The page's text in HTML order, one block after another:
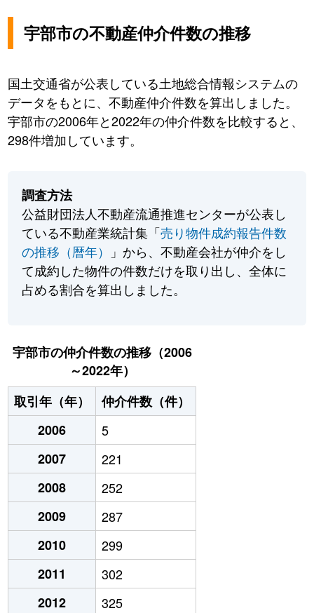
宇部市の不動産仲介件数の推移
国土交通省が公表している土地総合情報システムの
データをもとに、不動産仲介件数を算出しました。
宇部市の2006年と2022年の仲介件数を比較すると、
298件増加しています。
調査方法
公益財団法人不動産流通推進センターが公表し
ている不動産業統計集「売り物件成約報告件数
の推移（暦年）
」から、不動産会社が仲介をし
て成約した物件の件数だけを取り出し、全体に
占める割合を算出しました。
宇部市の仲介件数の推移（2006
～2022年）
取引年（年）
仲介件数（件）
2006
5
2007
221
2008
252
2009
287
2010
299
2011
302
2012
325